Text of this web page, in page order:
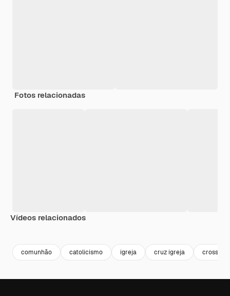
Fotos relacionadas
Vídeos relacionados
comunhão catolicismo igreja cruz igreja cross